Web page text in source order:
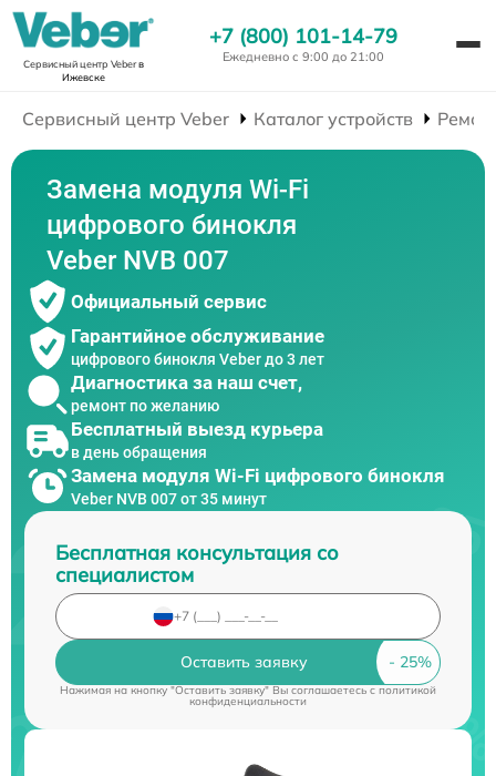
Сервисный центр Veberв
Ижевске
+7 (800) 101-14-79
Ежедневно с 9:00 до 21:00
Сервисный центр Veber Каталог устройств
Замена модуля Wi-Fi
цифрового бинокля
Veber NVB 007
Официальный сервис
Гарантийное обслуживание
цифрового бинокля Veber до 3 лет
Диагностика за наш счет,
ремонт по желанию
Бесплатный выезд курьера
в день обращения
Замена модуля Wi-Fi цифрового бинокля
Veber NVB 007 от 35 минут
Бесплатная консультация со
специалистом
Оставить заявку
Нажимая на кнопку "Оставить заявку" Вы соглашаетесь cполитикой
конфиденциальности